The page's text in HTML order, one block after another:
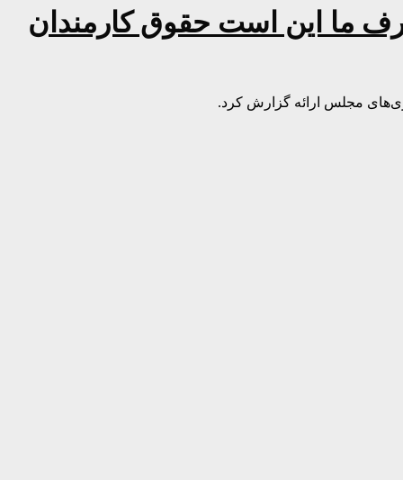
ما این است حقوق کارمندان
مجلس ارائه گزارش کرد.